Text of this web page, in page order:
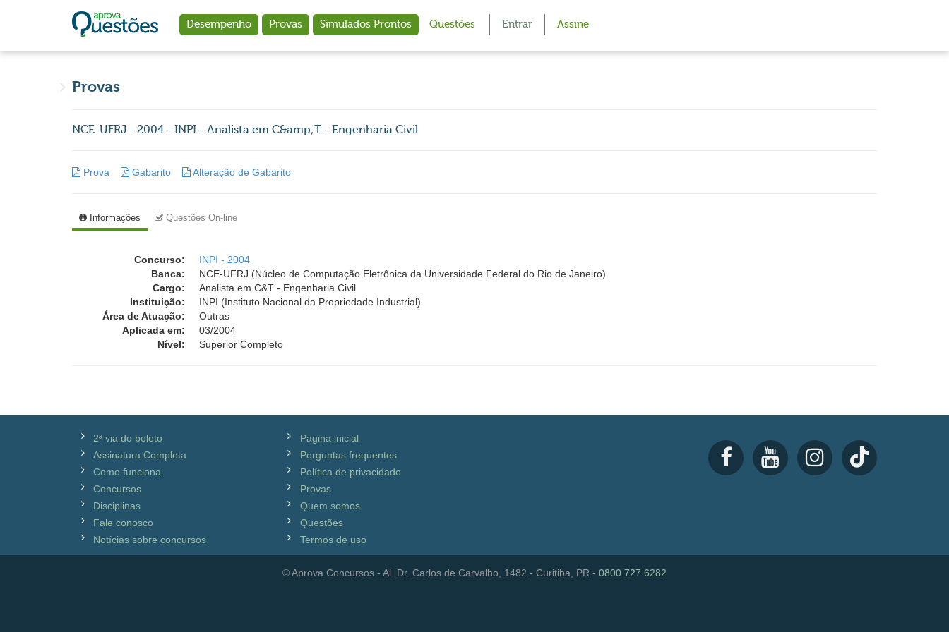
Desempenho Provas Simulados Prontos Questões Entrar Assine
Provas
NCE-UFRJ - 2004 - INPI - Analista em C&amp;T - Engenharia Civil
Prova Gabarito Alteração de Gabarito
Informações Questões On-line
Concurso:
INPI - 2004
Banca:
NCE-UFRJ (Núcleo de Computação Eletrônica da Universidade Federal do Rio de Janeiro)
Cargo:
Analista em C&T - Engenharia Civil
Instituição:
INPI (Instituto Nacional da Propriedade Industrial)
Área de Atuação:
Outras
Aplicada em:
03/2004
Nível:
Superior Completo
2ª via do boleto
Assinatura Completa
Como funciona
Concursos
Disciplinas
Fale conosco
Notícias sobre concursos
Página inicial
Perguntas frequentes
Política de privacidade
Provas
Quem somos
Questões
Termos de uso
© Aprova Concursos - Al. Dr. Carlos de Carvalho, 1482 - Curitiba, PR - 0800 727 6282